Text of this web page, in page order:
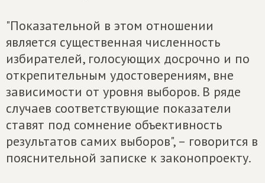
"Показательной в этом отношении
является существенная численность
избирателей, голосующих досрочно и по
открепительным удостоверениям, вне
зависимости от уровня выборов. В ряде
случаев соответствующие показатели
ставят под сомнение объективность
результатов самих выборов", – говорится в
пояснительной записке к законопроекту.